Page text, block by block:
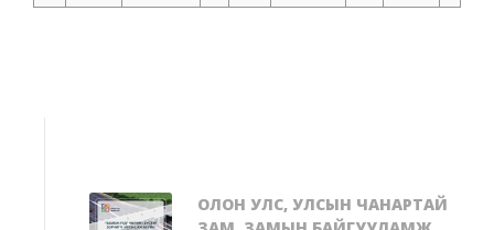
ОЛОН УЛС, УЛСЫН ЧАНАРТАЙ